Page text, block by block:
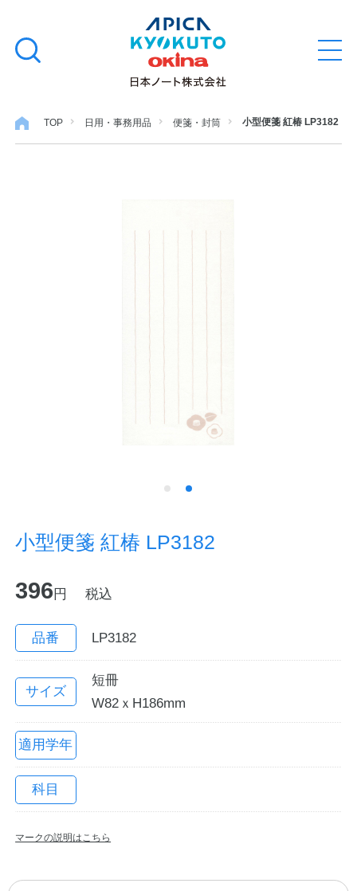
文
キ
ッ
開
閉
検
る
探求・自主学習のすすめ
公式オンラインショップ
企業情報
カタログ
お問い合わせ
English
TOP 日用・事務用品 便箋・封筒 小型便箋 紅椿 LP3182
小型便箋 紅椿 LP3182
396 円 税込
品番 LP3182
サイズ
短冊
W82ｘH186mm
適用学年
科目
マークの説明はこちら